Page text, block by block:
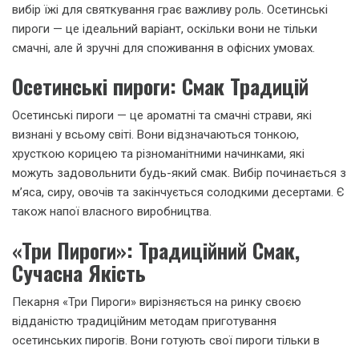
вибір їжі для святкування грає важливу роль. Осетинські
пироги — це ідеальний варіант, оскільки вони не тільки
смачні, але й зручні для споживання в офісних умовах.
Осетинські пироги: Смак Традицій
Осетинські пироги — це ароматні та смачні страви, які
визнані у всьому світі. Вони відзначаються тонкою,
хрусткою корицею та різноманітними начинками, які
можуть задовольнити будь-який смак. Вибір починається з
м’яса, сиру, овочів та закінчується солодкими десертами. Є
також напої власного виробництва.
«Три Пироги»: Традиційний Смак,
Сучасна Якість
Пекарня «Три Пироги» вирізняється на ринку своєю
відданістю традиційним методам приготування
осетинських пирогів. Вони готують свої пироги тільки в